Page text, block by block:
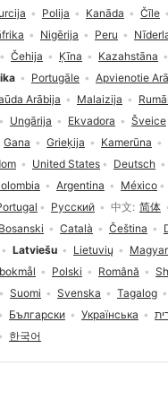
United States Deutsch
Argentina México
Русский 中文 简体
Bosanski Català Čeština
Latviešu Lietuvių Magyar
Polski Română
Suomi Svenska Tagalog
Български Українська
한국어
Polija Kanāda Čīle
Nigērija Peru
Čehija Ķīna
Kazahstāna
Portugāle
Apvienotie
Arābija Malaizija
Ungārija Ekvadora Šveice
Gana Grieķija Kamerūna